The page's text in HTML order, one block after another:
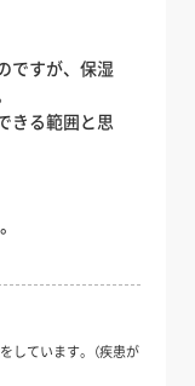
ですが、保湿
きる範囲と思
しています。（疾患が